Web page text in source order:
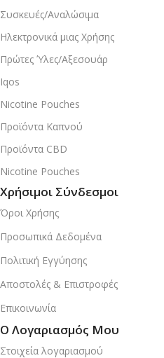
Συσκευές/Αναλώσιμα
Ηλεκτρονικά μιας Χρήσης
Πρώτες Ύλες/Αξεσουάρ
Iqos
Nicotine Pouches
Προϊόντα Καπνού
Προϊόντα CBD
Nicotine Pouches
Χρήσιμοι Σύνδεσμοι
Όροι Χρήσης
Προσωπικά Δεδομένα
Πολιτική Εγγύησης
Αποστολές & Επιστροφές
Επικοινωνία
Ο Λογαριασμός Μου
Στοιχεία λογαριασμού